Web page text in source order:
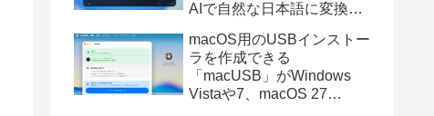
AIで自然な日本語に変換し
力アプリ「Nospace」がリ
リース。
macOS用のUSBインストー
ラを作成できる
「macUSB」がWindows
Vistaや7、macOS 27